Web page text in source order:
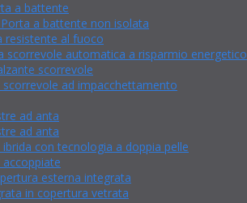
a battente
a battente non isolata
resistente al fuoco
scorrevole automatica a risparmio energetico
scorrevole
scorrevole ad impacchettamento
ad anta
ad anta
ibrida con tecnologia a doppia pelle
accoppiate
esterna integrata
in copertura vetrata